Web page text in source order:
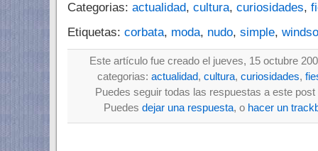
Categorias: actualidad, cultura, curiosidades,
Etiquetas: corbata, moda, nudo, simple,
Este artículo fue creado el jueves, 15 octubre
categorias: actualidad, cultura, curiosidades,
Puedes seguir todas las respuestas a este
Puedes dejar una respuesta, o hacer un